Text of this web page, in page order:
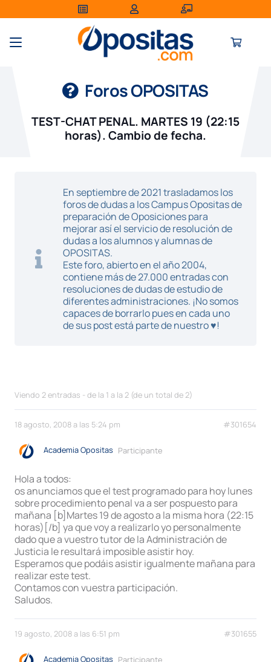
Foros OPOSITAS
TEST-CHAT PENAL. MARTES 19 (22:15
horas). Cambio de fecha.
En septiembre de 2021 trasladamos los
foros de dudas a los Campus Opositas de
preparación de Oposiciones para
mejorar así el servicio de resolución de
dudas a los alumnos y alumnas de
OPOSITAS.
Este foro, abierto en el año 2004,
contiene más de 27.000 entradas con
resoluciones de dudas de estudio de
diferentes administraciones. ¡No somos
capaces de borrarlo pues en cada uno
de sus post está parte de nuestro ♥!
Viendo 2 entradas - de la 1 a la 2 (de un total de 2)
18 agosto, 2008 a las 5:24 pm #301654
Academia Opositas Participante
Hola a todos:
os anunciamos que el test programado para hoy lunes
sobre procedimiento penal va a ser pospuesto para
mañana [b]Martes 19 de agosto a la misma hora (22:15
horas)[/b] ya que voy a realizarlo yo personalmente
dado que a vuestro tutor de la Administración de
Justicia le resultará imposible asistir hoy.
Esperamos que podáis asistir igualmente mañana para
realizar este test.
Contamos con vuestra participación.
Saludos.
19 agosto, 2008 a las 6:51 pm #301655
Academia Opositas Participante